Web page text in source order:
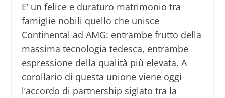
E’ un felice e duraturo matrimonio tra
famiglie nobili quello che unisce
Continental ad AMG: entrambe frutto della
massima tecnologia tedesca, entrambe
espressione della qualità più elevata. A
corollario di questa unione viene oggi
l’accordo di partnership siglato tra la